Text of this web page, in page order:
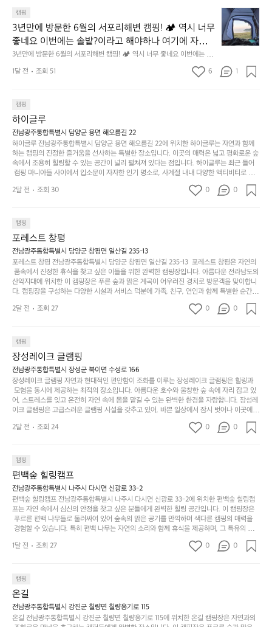
구
나
잠
에
기
까
이
걸
리
는
순
다.
그
럴
때
는
차
을
가
려
보
세
요.
튼
을
조
용
히
o
지
의
초
기
품
갑’입
니
다.
일
상
에
고
다
니
고
싶
어
는
크
기,
무
게,
이
의
아
주
미
가
용
할
수
있
록.
분
하
고,
단
순
하
하
지
않
은
디
자
웃
도
어
의
경
럽
게
이
어
주
E
캠핑
3년만에 방문한 6월의 서포리해변 캠핑! 🏕 역시 너무
좋네요 이번에는 솔밭?이라고 해야하나 여기에 자리를
잡았는데 정말 시원하고 경치도 좋네요  서해치고 물도
맑은편, 아이들도 놀기 좋고 1박 2일은 넘 짧게 느껴지
네요  .1박 1동 1만원 (수금은 7시쯤, 동네에서 관리) .수
바로 화장실있음 .5분거리 cu .2분거리 음식점  항구에
서부터 해변까지 버스도 다니네요 ㅎㅎㅎ 아이들 엄청
좋아하네요 점심쯤도착해서 철수할때까지 물놀이 3
타임이나 했네요 ⛱️
3년만에 방문한 6월의 서포리해변 캠핑! 🏕 역시 너무 좋네요 이번에는 솔
밭?이라고 해야하나 여기에 자리를 잡았는데 정말 시원하고 경치도 좋네요
서해치고 물도 맑은편, 아이들도 놀기 좋고 1박 2일은 넘 짧게 느껴지네요  .
항구에서부터 해변까지 버스도 다니네요 ㅎㅎㅎ 아이들 엄청 좋아하네요 점
심쯤도착해서 철수할때까지 물놀이 3타임이나 했네요 ⛱️
년
만
에
문
포
리
해
변
캠
핑!
무
좋
네
요
이
이
라
고
해
야
하
리
를
잡
았
는
하
1달 전 조회 51 6 1
캠핑
하이글루
전남광주통합특별시 담양군 용면 해오름길 22
하이글루 전남광주통합특별시 담양군 용면 해오름길 22에 위치한 하이글루는 자연과 함께
하는 캠핑의 진정한 즐거움을 선사하는 특별한 장소입니다. 이곳의 매력은 넓고 평화로운 숲
속에서 조용히 힐링할 수 있는 공간이 널리 펼쳐져 있다는 점입니다. 하이글루는 최근 들어
캠핑 마니아들 사이에서 입소문이 자자한 인기 명소로, 사계절 내내 다양한 액티비티로 방
문객들을 맞이합니다. 특히, 하이글루의 독특한 시설인 글램핑 텐트는 고객들에게 아늑한 잠
자리를 제공하며, 캠핑의 매력을 한층 더해 줍니다. 밖에서는 자연의 소리를 들으며, 내부에
함께 좋은 시간을 보낼 수 있다는 것입니다. 또한, 하이글루 인근에는 다양한 트레킹 코스와
자전거 도로가 있어 아웃도어 활동을 좋아하는 이들에게 더욱 참조할 만한 장소가 됩니다.
담양의 아름다운 자연과 함께, 건강한 레저 활동을 즐기며 행복한 캠핑 경험을 쌓으실 수 있
습니다. 하이글루에서 특별한 순간을 만끽해보세요. 따뜻한 햇살과 함께하는 아침, 상징적인
담양의 죽녹원과 함께 어우러진 저녁, 그리고 고요한 밤하늘 아래에서 별을 바라보며 나누는
이야기들은 여러분의 캠핑 여행을 더욱 특별하게 만들어 줄 것입니다.  인기 정도: ★★★★
★
2달 전 조회 30 0 0
캠핑
포레스트 창평
전남광주통합특별시 담양군 창평면 일산길 235-13
포레스트 창평 전남광주통합특별시 담양군 창평면 일산길 235-13  포레스트 창평은 자연의
품속에서 진정한 휴식을 찾고 싶은 이들을 위한 완벽한 캠핑장입니다. 아름다운 전라남도의
산악지대에 위치한 이 캠핑장은 푸른 숲과 맑은 계곡이 어우러진 경치로 방문객을 맞이합니
다. 캠핑장을 구성하는 다양한 시설과 서비스 덕분에 가족, 친구, 연인과 함께 특별한 순간을
만들어갈 수 있는 최적의 공간이 됩니다.  포레스트 창평은 주말마다 직접 재배한 신선한 농
산물을 제공하는 캠핑장으로, 현지에서만 느낄 수 있는 자연의 맛을 경험할 수 있습니다. 또
으며 깊은 숙면을 취할 수 있는 기회를 제공합니다.  이곳은 자연과의 완벽한 조화를 이루며,
다채로운 야외 활동을 제공합니다. 특히 어린이들은 안전하게 놀 수 있는 놀이시설이 마련
되어 있어 부모님들과 함께 즐거운 시간을 보낼 수 있습니다. 주변의 다양한 관광지와 먹거
리를 탐험하는 재미도 포레스트 창평의 매력 중 하나입니다.  또한, 캠핑장을 방문한 후 지속
적으로 재방문하는 이들이 많아 인기가 날로 상승하고 있습니다. 포레스트 창평은 단순한 캠
핑 그 이상을 제공하며, 자연을 사랑하는 모든 이들에게 꼭 한번 경험해봐야 할 장소로 자리
잡았습니다.  인기 정도: ★★★★★
2달 전 조회 27 0 0
캠핑
장성레이크 글램핑
전남광주통합특별시 장성군 북이면 수성로 166
장성레이크 글램핑 자연과 현대적인 편안함이 조화를 이루는 장성레이크 글램핑은 힐링과
모험을 동시에 제공하는 최적의 장소입니다. 아름다운 호수와 울창한 숲 속에 자리 잡고 있
어, 스트레스를 잊고 온전히 자연 속에 몸을 맡길 수 있는 완벽한 환경을 자랑합니다. 장성레
이크 글램핑은 고급스러운 글램핑 시설을 갖추고 있어, 바쁜 일상에서 잠시 벗어나 이곳에
오면 사치스러운 휴식이 가능해집니다. 독립된 텐트에서 제공되는 특별한 불멍 공간은 소중
한 사람과 함께 따뜻한 이야기를 나눌 수 있는 소중한 시간을 만들어 줍니다. 또한, 주변의 자
을 창출하는 시간이 될 것입니다. 특히 식사를 좋아하는 분들에게는 매주 특별한 바비큐 파
티와 지역에서 나는 신선한 재료로 만든 다양한 요리를 제공하여 미각을 만족시켜 줍니다.
장성레이크 글램핑은 그 아름다운 경관과 최고 품질의 시설 덕분에 최근 몇 년 사이에 특히
주목받고 있는 캠핑장 중 하나입니다. 주말이면 방문객이 가득해 예약이 빠르게 차는 만큼
미리 일정을 계획하시는 것이 좋습니다. 나만의 프라이빗한 공간에서 가족 및 사랑하는 사
람들과 함께하세요. 당신의 대자연 속 힐링을 기다리는 장성레이크 글램핑은 언젠가 반드시
방문해봐야 할 명소로 자리매김하였습니다. 인기 정도: ★★★★★
2달 전 조회 24 0 0
캠핑
편백숲 힐링캠프
전남광주통합특별시 나주시 다시면 신광로 33-2
편백숲 힐링캠프 전남광주통합특별시 나주시 다시면 신광로 33-2에 위치한 편백숲 힐링캠
프는 자연 속에서 심신의 안정을 찾고 싶은 분들에게 완벽한 힐링 공간입니다. 이 캠핑장은
푸르른 편백 나무들로 둘러싸여 있어 숲속의 맑은 공기를 만끽하며 색다른 캠핑의 매력을
경험할 수 있습니다. 특히 편백 나무는 자연의 소리와 함께 휴식을 제공하며, 그 특유의 아로
마향이 심리적 안정감을 가져다줍니다. 이곳에서 아침 햇살을 맞으며 조용한 숲속에서의 커
피 한 잔은 그 어떤 도시의 카페에서 느끼기 힘든 특별함을 선사합니다. 편백숲 힐링캠프는
즐길 수 있는 기회도 많은데, 자전거를 타거나 숲속을 거닐며 다양한 생태계를 체험해보는
것도 일상의 스트레스를 잊게 해줍니다. 또한, 캠프파이어를 즐기며 별빛 아래서 시간을 보
내는 것은 일상에서 벗어나 새로운 여유를 찾는 방법입니다. 운영자는 항상 방문객의 편안함
과 안전을 최우선으로 생각하고 있으며, 깨끗하고 잘 관리된 시설을 자랑합니다. 가족들이
함께하는 모닥불 구이 파티나 친구들과의 캠핑 퀴즈도 놓칠 수 없는 재미가 됩니다. 자연과
1달 전 조회 27 0 0
캠핑
온길
전남광주통합특별시 강진군 칠량면 칠량옹기로 115
온길 전남광주통합특별시 강진군 칠량면 칠량옹기로 115에 위치한 온길 캠핑장은 자연과의